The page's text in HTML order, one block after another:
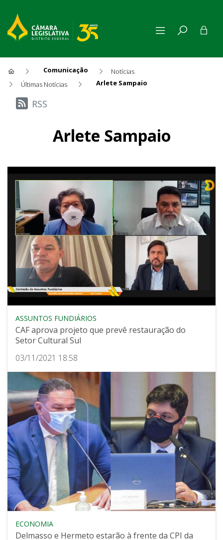
Comunicação
Notícias
Últimas Notícias
Arlete Sampaio
Últimas Notícias
RSS
Arlete Sampaio
ASSUNTOS FUNDIÁRIOS
CAF aprova projeto que prevê restauração do
Setor Cultural Sul
03/11/2021 18:58
ECONOMIA
Delmasso e Hermeto estarão à frente da CPI da